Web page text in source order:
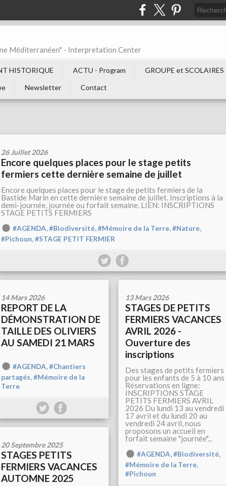
Méditerranéen" - Interpretation Center
HISTORIQUE ACTU - Program GROUPE et SCOLAIRES
Newsletter Contact
26 Juillet 2026
Encore quelques places pour le stage petits
fermiers cette dernière semaine de juillet
Encore quelques places pour le stage de petits fermiers de la
Bastide Marin en cette dernière semaine de juillet. Inscriptions à la
demi-journée, journée ou forfait semaine. LIEN: INSCRIPTIONS
STAGE PETITS FERMIERS
#AGENDA,#Biodiversité,#Mémoire de la Terre,#Nature,
#Pichoun,#STAGE PETIT FERMIER
14 Mars 2026
REPORT DE LA
DÉMONSTRATION DE
TAILLE DES OLIVIERS
AU SAMEDI 21 MARS
#AGENDA,#Chantiers
partagés,#Mémoire de la
Terre
13 Mars 2026
STAGES DE PETITS
FERMIERS VACANCES
AVRIL 2026 -
Ouverture des
inscriptions
Des stages de petits fermiers
pour les enfants de 5 à 10 ans
Réservations en ligne:
INSCRIPTIONS STAGE
PETITS FERMIERS AVRIL
2026 Du lundi 13 au vendredi
17 avril et du lundi 20 au
vendredi 24 avril, nous
proposons un accueil en
forfait semaine "journée"...
#AGENDA,#Biodiversité,
#Mémoire de la Terre,
#Pichoun
20 Septembre 2025
STAGES PETITS
FERMIERS VACANCES
AUTOMNE 2025